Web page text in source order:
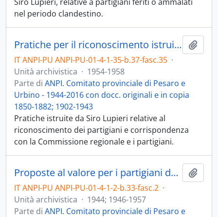
nel periodo clandestino.
Pratiche per il riconoscimento istruite da Lupieri 1954-1958
IT ANPI-PU ANPI-PU-01-4-1-35-b.37-fasc.35 ·
Unità archivistica · 1954-1958
Parte di ANPI. Comitato provinciale di Pesaro e
Urbino - 1944-2016 con docc. originali e in copia
1850-1882; 1902-1943
Pratiche istruite da Siro Lupieri relative al
riconoscimento dei partigiani e corrispondenza
con la Commissione regionale e i partigiani.
Proposte al valore per i partigiani della provincia di Pesaro - 1944-1957
IT ANPI-PU ANPI-PU-01-4-1-2-b.33-fasc.2 ·
Unità archivistica · 1944; 1946-1957
Parte di ANPI. Comitato provinciale di Pesaro e